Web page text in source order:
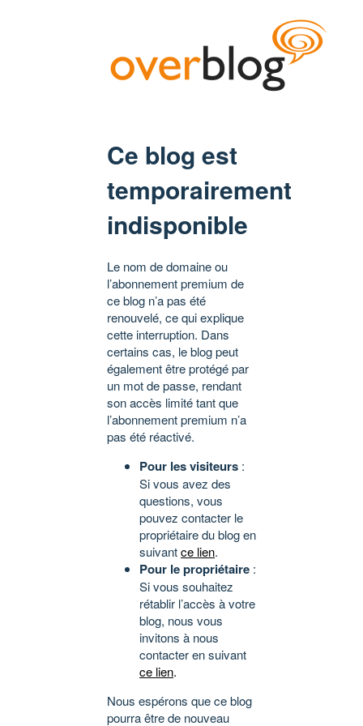
Ce blog est
temporairement
indisponible
Le nom de domaine ou
l’abonnement premium de
ce blog n’a pas été
renouvelé, ce qui explique
cette interruption. Dans
certains cas, le blog peut
également être protégé par
un mot de passe, rendant
son accès limité tant que
l’abonnement premium n’a
pas été réactivé.
Pour les visiteurs :
Si vous avez des
questions, vous
pouvez contacter le
propriétaire du blog en
suivantce lien.
Pour le propriétaire :
Si vous souhaitez
rétablir l’accès à votre
blog, nous vous
invitons à nous
contacter en suivant
ce lien.
Nous espérons que ce blog
pourra être de nouveau